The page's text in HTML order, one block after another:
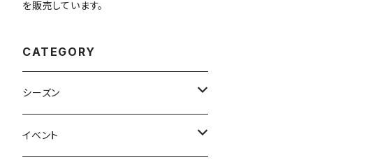
を販売しています。
CATEGORY
シーズン
春
イベント